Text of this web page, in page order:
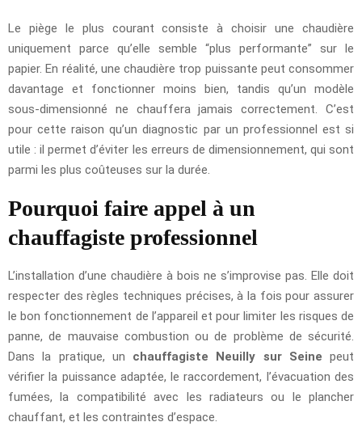
Le piège le plus courant consiste à choisir une chaudière
uniquement parce qu’elle semble “plus performante” sur le
papier. En réalité, une chaudière trop puissante peut consommer
davantage et fonctionner moins bien, tandis qu’un modèle
sous-dimensionné ne chauffera jamais correctement. C’est
pour cette raison qu’un diagnostic par un professionnel est si
utile : il permet d’éviter les erreurs de dimensionnement, qui sont
parmi les plus coûteuses sur la durée.
Pourquoi faire appel à un
chauffagiste professionnel
L’installation d’une chaudière à bois ne s’improvise pas. Elle doit
respecter des règles techniques précises, à la fois pour assurer
le bon fonctionnement de l’appareil et pour limiter les risques de
panne, de mauvaise combustion ou de problème de sécurité.
Dans la pratique, un chauffagiste Neuilly sur Seine peut
vérifier la puissance adaptée, le raccordement, l’évacuation des
fumées, la compatibilité avec les radiateurs ou le plancher
chauffant, et les contraintes d’espace.